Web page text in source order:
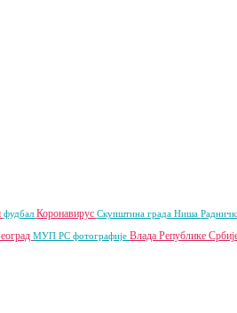
фудбал Коронавирус Скупштина града Ниша
МУП РС фотографије Влада Републике